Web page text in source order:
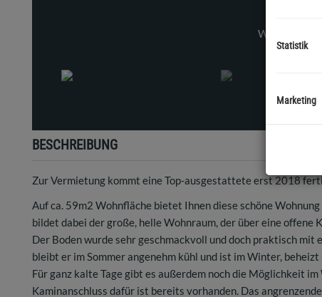
BESCHREIBUNG
Zur Vermietung kommt eine Top-ausgestattete erst 2018
Auf ca. 59m2 Wohnfläche bietet Ihnen diese schöne
bildet dabei der große, helle Wohnraum, der über eine
Der Boden wurde sehr geschmackvoll und doch praktisch
bleibt er im Sommer angenehm kühl und ist im Winter,
Für ganz kalte Tage gibt es außerdem noch die Möglichkeit
Kaminanschluss dafür ist bereits vorhanden. Das
Statistik
Marketing